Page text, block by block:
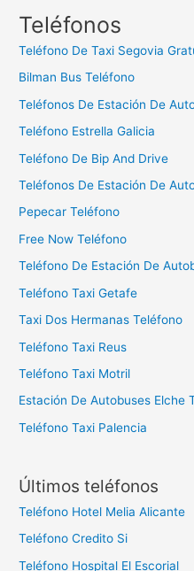
c
Teléfonos
Teléfono De Taxi Segovia
Bilman Bus Teléfono
Teléfonos De Estación De
Teléfono Estrella Galicia
Teléfono De Bip And Drive
Teléfonos De Estación De
Pepecar Teléfono
Free Now Teléfono
Teléfono De Estación De
Teléfono Taxi Getafe
Taxi Dos Hermanas Teléfono
Teléfono Taxi Reus
Teléfono Taxi Motril
Estación De Autobuses Elche
Teléfono Taxi Palencia
Últimos teléfonos
Teléfono Hotel Melia Alicante
Teléfono Credito Si
Teléfono Hospital El Escorial